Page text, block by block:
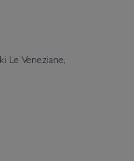
Le Veneziane,